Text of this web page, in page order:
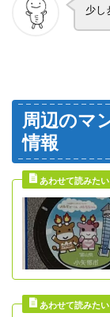
少し
周辺のマ
情報